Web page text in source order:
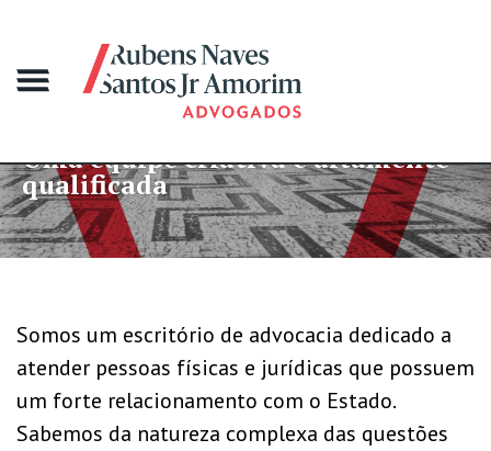
Mais de
grandes
criativa e altamente
Somos um escritório de advocacia dedicado a
atender pessoas físicas e jurídicas que possuem
um forte relacionamento com o Estado.
Sabemos da natureza complexa das questões